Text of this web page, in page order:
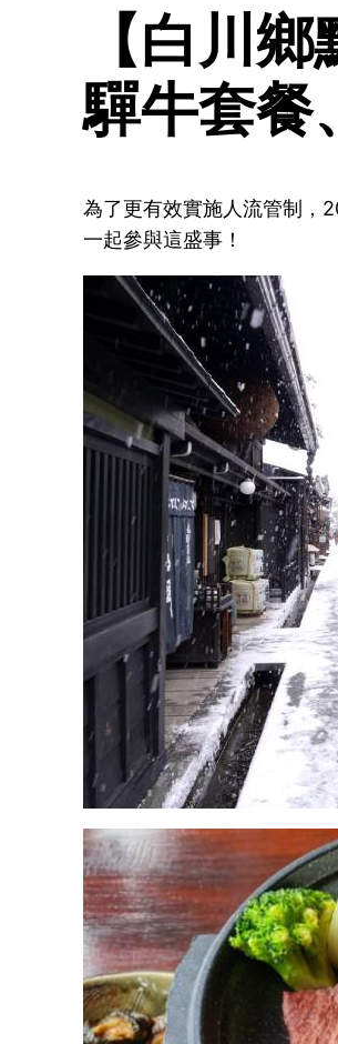
【白川
驒牛套餐
為了更有效實施人流管制，
一起參與這盛事！